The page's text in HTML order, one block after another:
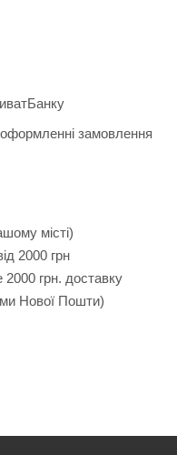
замовлення
місті)
2000 грн
грн. доставку
Нової Пошти)